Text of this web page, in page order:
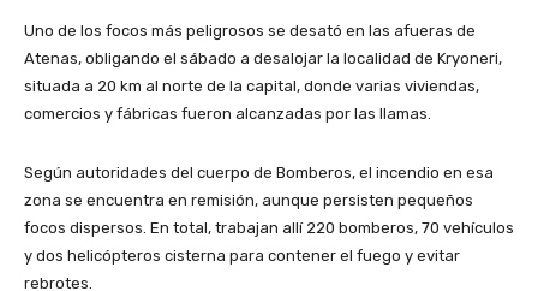
Uno de los focos más peligrosos se desató en las afueras de
Atenas, obligando el sábado a desalojar la localidad de Kryoneri,
situada a 20 km al norte de la capital, donde varias viviendas,
comercios y fábricas fueron alcanzadas por las llamas.
Según autoridades del cuerpo de Bomberos, el incendio en esa
zona se encuentra en remisión, aunque persisten pequeños
focos dispersos. En total, trabajan allí 220 bomberos, 70 vehículos
y dos helicópteros cisterna para contener el fuego y evitar
rebrotes.